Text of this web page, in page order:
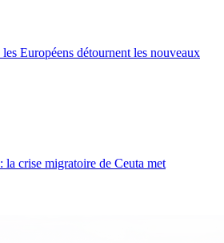
Européens détournent les nouveaux
la crise migratoire de Ceuta met